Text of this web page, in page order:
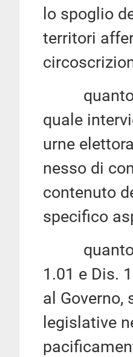
lo spoglio
territori
quanto
quale
urne
nesso di
contenuto
specifico
quanto
1.01 e Dis.
al
legislative